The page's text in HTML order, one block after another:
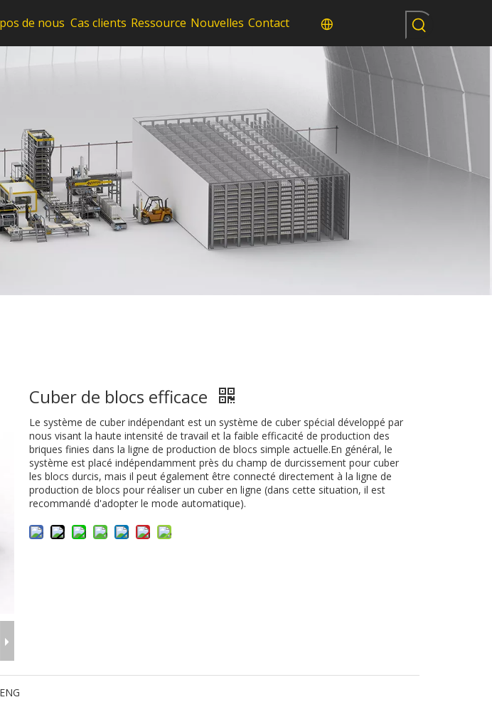
de nous Cas clients Ressource Nouvelles Contact
Cuber de blocs efficace
Le système de cuber indépendant est un système de cuber spécial développé par
nous visant la haute intensité de travail et la faible efficacité de production des
briques finies dans la ligne de production de blocs simple actuelle.En général, le
système est placé indépendamment près du champ de durcissement pour cuber
les blocs durcis, mais il peut également être connecté directement à la ligne de
production de blocs pour réaliser un cuber en ligne (dans cette situation, il est
recommandé d'adopter le mode automatique).